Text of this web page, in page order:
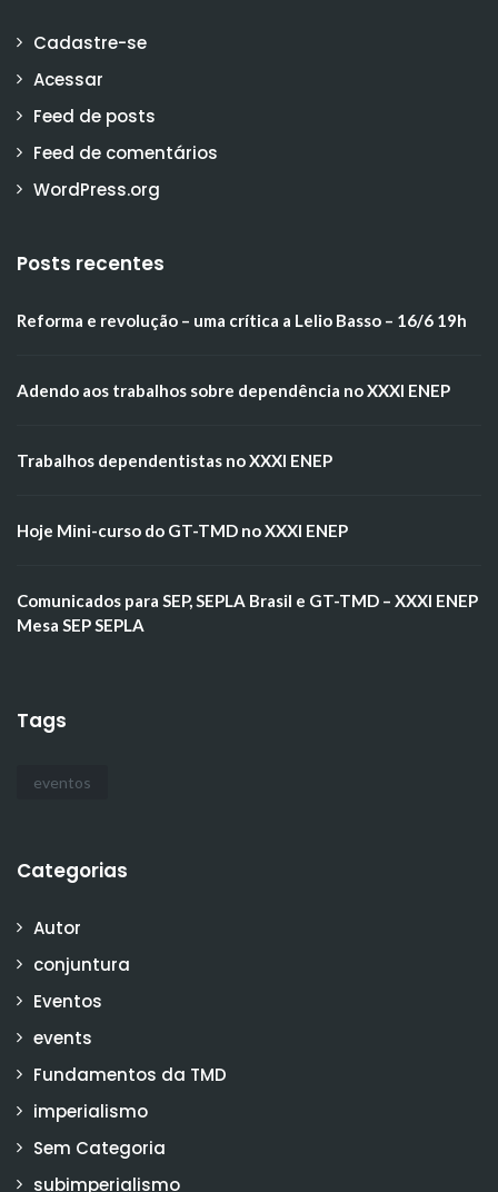
Cadastre-se
Acessar
Feed de posts
Feed de comentários
WordPress.org
Posts recentes
Reforma e revolução – uma crítica a Lelio Basso – 16/6 19h
Adendo aos trabalhos sobre dependência no XXXI ENEP
Trabalhos dependentistas no XXXI ENEP
Hoje Mini-curso do GT-TMD no XXXI ENEP
Comunicados para SEP, SEPLA Brasil e GT-TMD – XXXI ENEP
Mesa SEP SEPLA
Tags
eventos
Categorias
Autor
conjuntura
Eventos
events
Fundamentos da TMD
imperialismo
Sem Categoria
subimperialismo